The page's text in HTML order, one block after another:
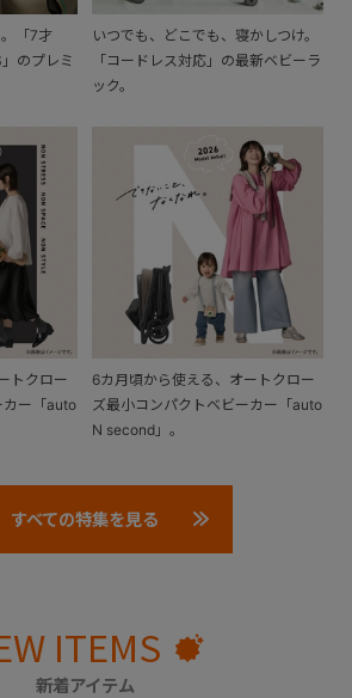
「7才
のプレミ
いつでも、どこでも、寝かしつけ。
「コードレス対応」の最新ベビーラ
ック。
トクロー
カー「auto
6カ月頃から使える、オートクロー
ズ最小コンパクトベビーカー「auto
N second」。
すべての特集を見る
ITEMS
新着アイテム